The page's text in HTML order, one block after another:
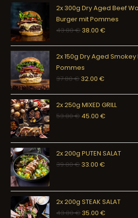
2x 300g Dry Aged Beef
Burger mit Pommes
43.80€38.00€
2x 150g Dry Aged
Pommes
37.80€32.00€
2x 250g MIXED GRILL
53.80€45.00€
2x 200g PUTEN SALAT
39.80€33.00€
2x 200g STEAK SALAT
43.80€35.00€